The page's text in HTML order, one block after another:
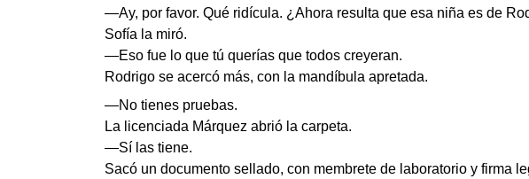
—Ay, por favor. Qué ridícula. ¿Ahora resulta que esa niña es de
Sofía la miró.
—Eso fue lo que tú querías que todos creyeran.
Rodrigo se acercó más, con la mandíbula apretada.
—No tienes pruebas.
La licenciada Márquez abrió la carpeta.
—Sí las tiene.
Sacó un documento sellado, con membrete de laboratorio y firma